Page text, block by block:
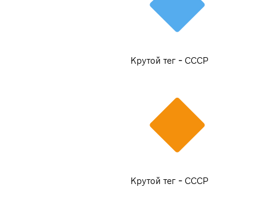
Крутой тег - СССР
Крутой тег - СССР